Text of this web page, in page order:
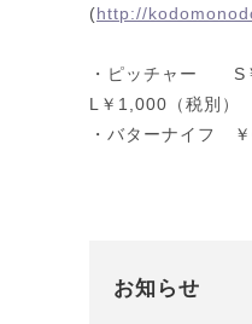
(http://
・ピッチャー S
L￥1,000（税別）
・バターナイフ ￥
お知らせ